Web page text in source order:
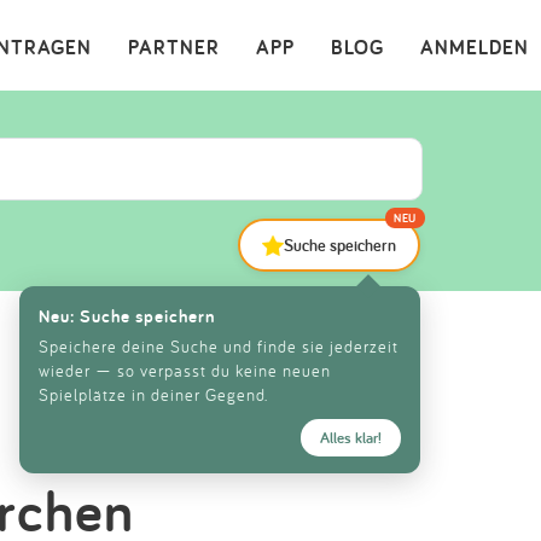
ANMELDEN
BLOG
APP
PARTNER ×
Suche speichern
NEU
Neu: Suche speichern
Speichere deine Suche und finde sie jederzeit
wieder — so verpasst du keine neuen
Spielplätze in deiner Gegend.
Alles klar!